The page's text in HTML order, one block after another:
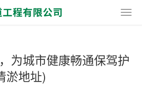
为城市健康畅通保驾护
淤地址)